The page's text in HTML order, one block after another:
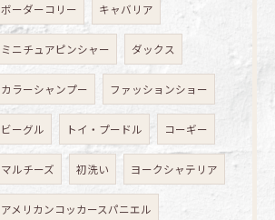
ボーダーコリー キャバリア
ミニチュアピンシャー ダックス
カラーシャンプー ファッションショー
ビーグル トイ・プードル コーギー
マルチーズ 初洗い ヨークシャテリア
アメリカンコッカースパニエル